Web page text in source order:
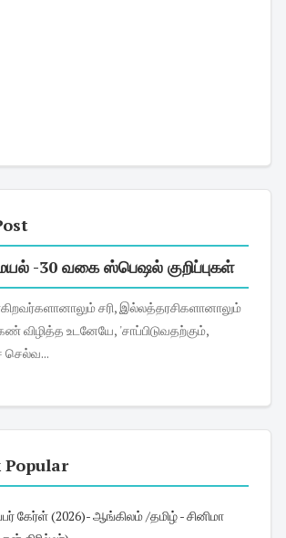
-30 வகை ஸ்பெஷல் குறிப்புகள்
உடனேயே, 'சாப்பிடுவதற்கும்,
செல்வ...
Popular
கேர்ள் (2026)- ஆங்கிலம் /தமிழ் - சினிமா